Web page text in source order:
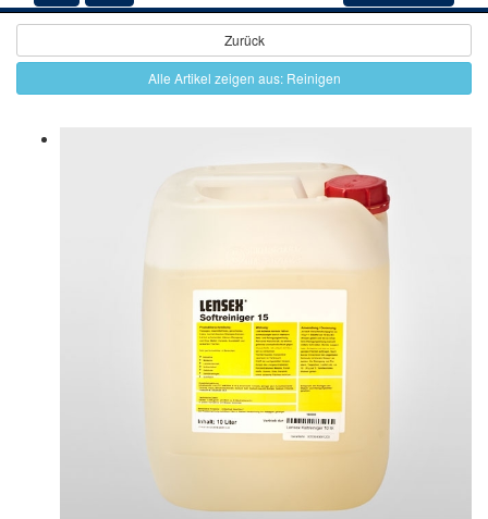
Zurück
Alle Artikel zeigen aus: Reinigen